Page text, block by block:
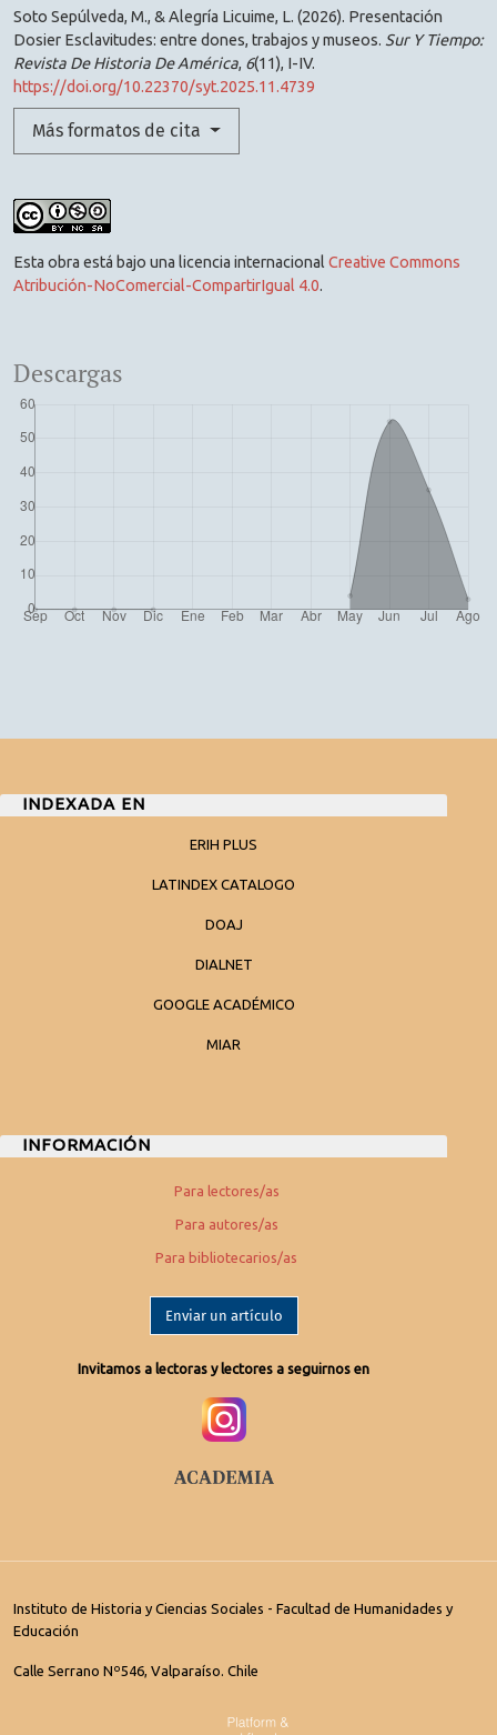
Soto Sepúlveda, M., & Alegría Licuime, L. (2026). Presentación
Dosier Esclavitudes: entre dones, trabajos y museos. Sur Y Tiempo:
Revista De Historia De América, 6(11), I-IV.
https://doi.org/10.22370/syt.2025.11.4739
Más formatos de cita
Esta obra está bajo una licencia internacional Creative Commons
Atribución-NoComercial-CompartirIgual 4.0.
Descargas
INDEXADA EN
ERIH PLUS
LATINDEX CATALOGO
DOAJ
DIALNET
GOOGLE ACADÉMICO
MIAR
INFORMACIÓN
Para lectores/as
Para autores/as
Para bibliotecarios/as
Enviar un artículo
Invitamos a lectoras y lectores a seguirnos en
Instituto de Historia y Ciencias Sociales - Facultad de Humanidades y
Educación
Calle Serrano Nº546, Valparaíso. Chile